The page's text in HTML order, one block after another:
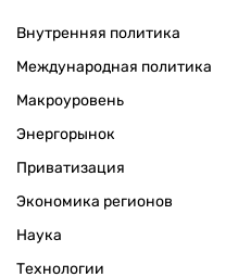
Внутренняя политика
Международная политика
Макроуровень
Энергорынок
Приватизация
Экономика регионов
Наука
Технологии